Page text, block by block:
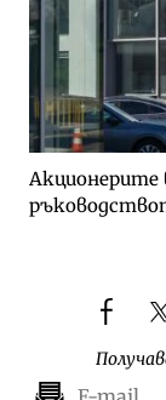
Акционерите